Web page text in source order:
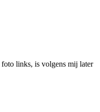
links, is volgens mij later